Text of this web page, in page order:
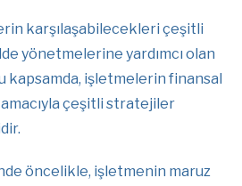
karşılaşabilecekleri çeşitli
yönetmelerine yardımcı olan
kapsamda, işletmelerin finansal
amacıyla çeşitli stratejiler
öncelikle, işletmenin maruz